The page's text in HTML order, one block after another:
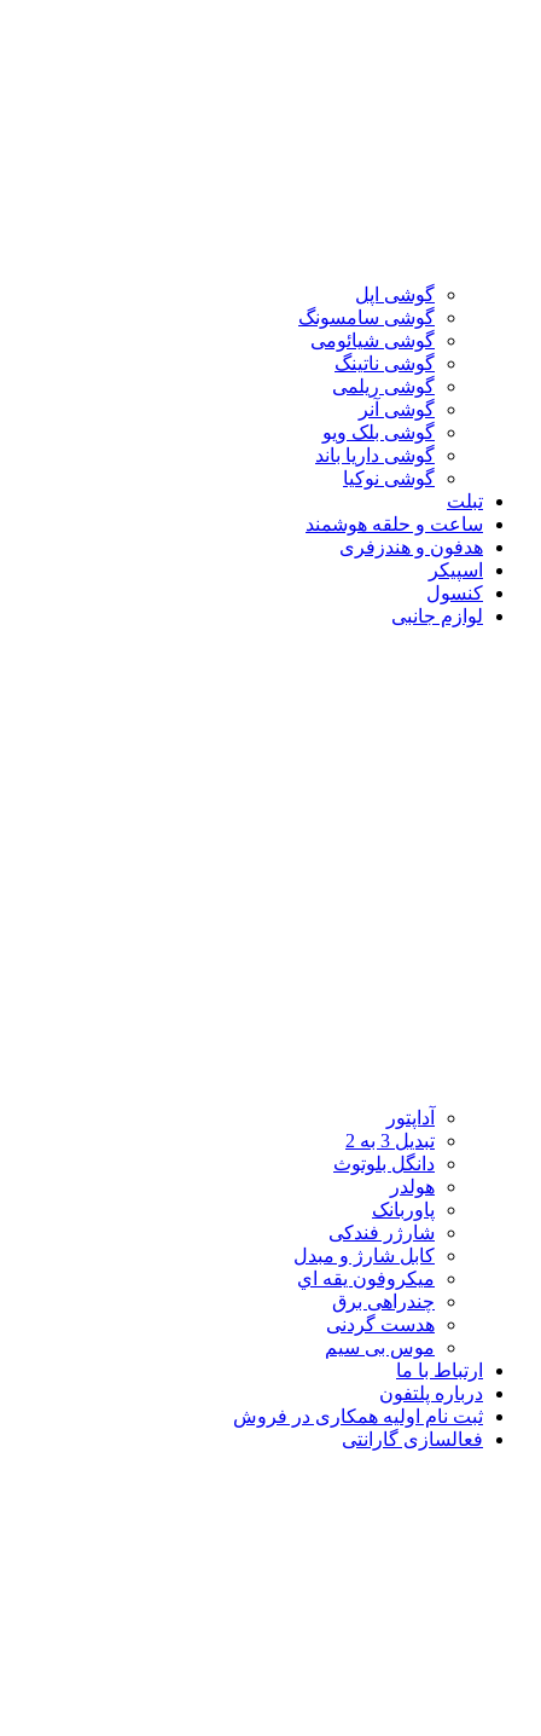
گوشی اپل
گوشی سامسونگ
گوشی شیائومی
گوشی ناتینگ
گوشی ریلمی
گوشی آنر
گوشی بلک ویو
گوشی داریا باند
گوشی نوکیا
تبلت
ساعت و حلقه هوشمند
هدفون و هندزفری
اسپیکر
کنسول
لوازم جانبی
آداپتور
تبدیل 3 به 2
دانگل بلوتوث
هولدر
پاوربانک
شارژر فندکی
کابل شارژ و مبدل
ميکروفون يقه اي
چندراهی برق
هدست گردنی
موس بی سیم
ارتباط با ما
درباره پلتفون
ثبت نام اولیه همکاری در فروش
فعالسازی گارانتی